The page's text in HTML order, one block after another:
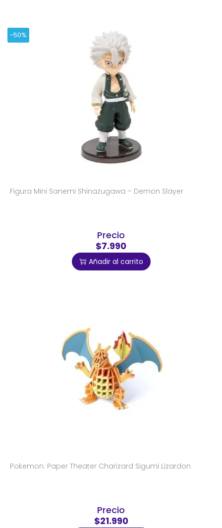
-50%
Figura Mini Sanemi Shinazugawa – Demon Slayer
Precio
$7.990
Añadir al carrito
Pokemon: Paper Theater Charizard Sigumi Lizardon
Precio
$21.990